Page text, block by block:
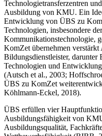
Technologietransferzentren
Ausbildung von KMU. Ein
Entwicklung von ÜBS zu
Technologien, insbesondere
Kommunikationstechnologie,
KomZet übernehmen verstärkt
Bildungsdienstleister, darunter
Technologien und
(Autsch et al., 2003;
ÜBS zu KomZet
Köhlmann-Eckel, 2018).
ÜBS erfüllen vier
Ausbildungsfähigkeit von
Ausbildungsqualität,